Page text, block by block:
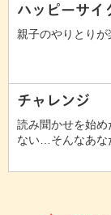
ハッピーサイ
親子のやりとりが
チャレンジ
読み聞かせを始
ない…そんなあな